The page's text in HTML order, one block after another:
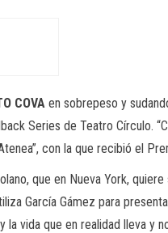
COVA en sobrepeso y
Series de Teatro Círculo.
con la que recibió el
que en Nueva York,
García Gámez para
la vida que en realidad lleva